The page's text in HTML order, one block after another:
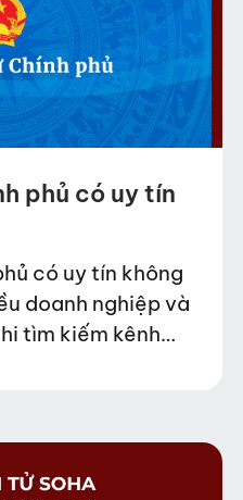
phủ có uy tín
có uy tín không
doanh nghiệp và
tìm kiếm kênh